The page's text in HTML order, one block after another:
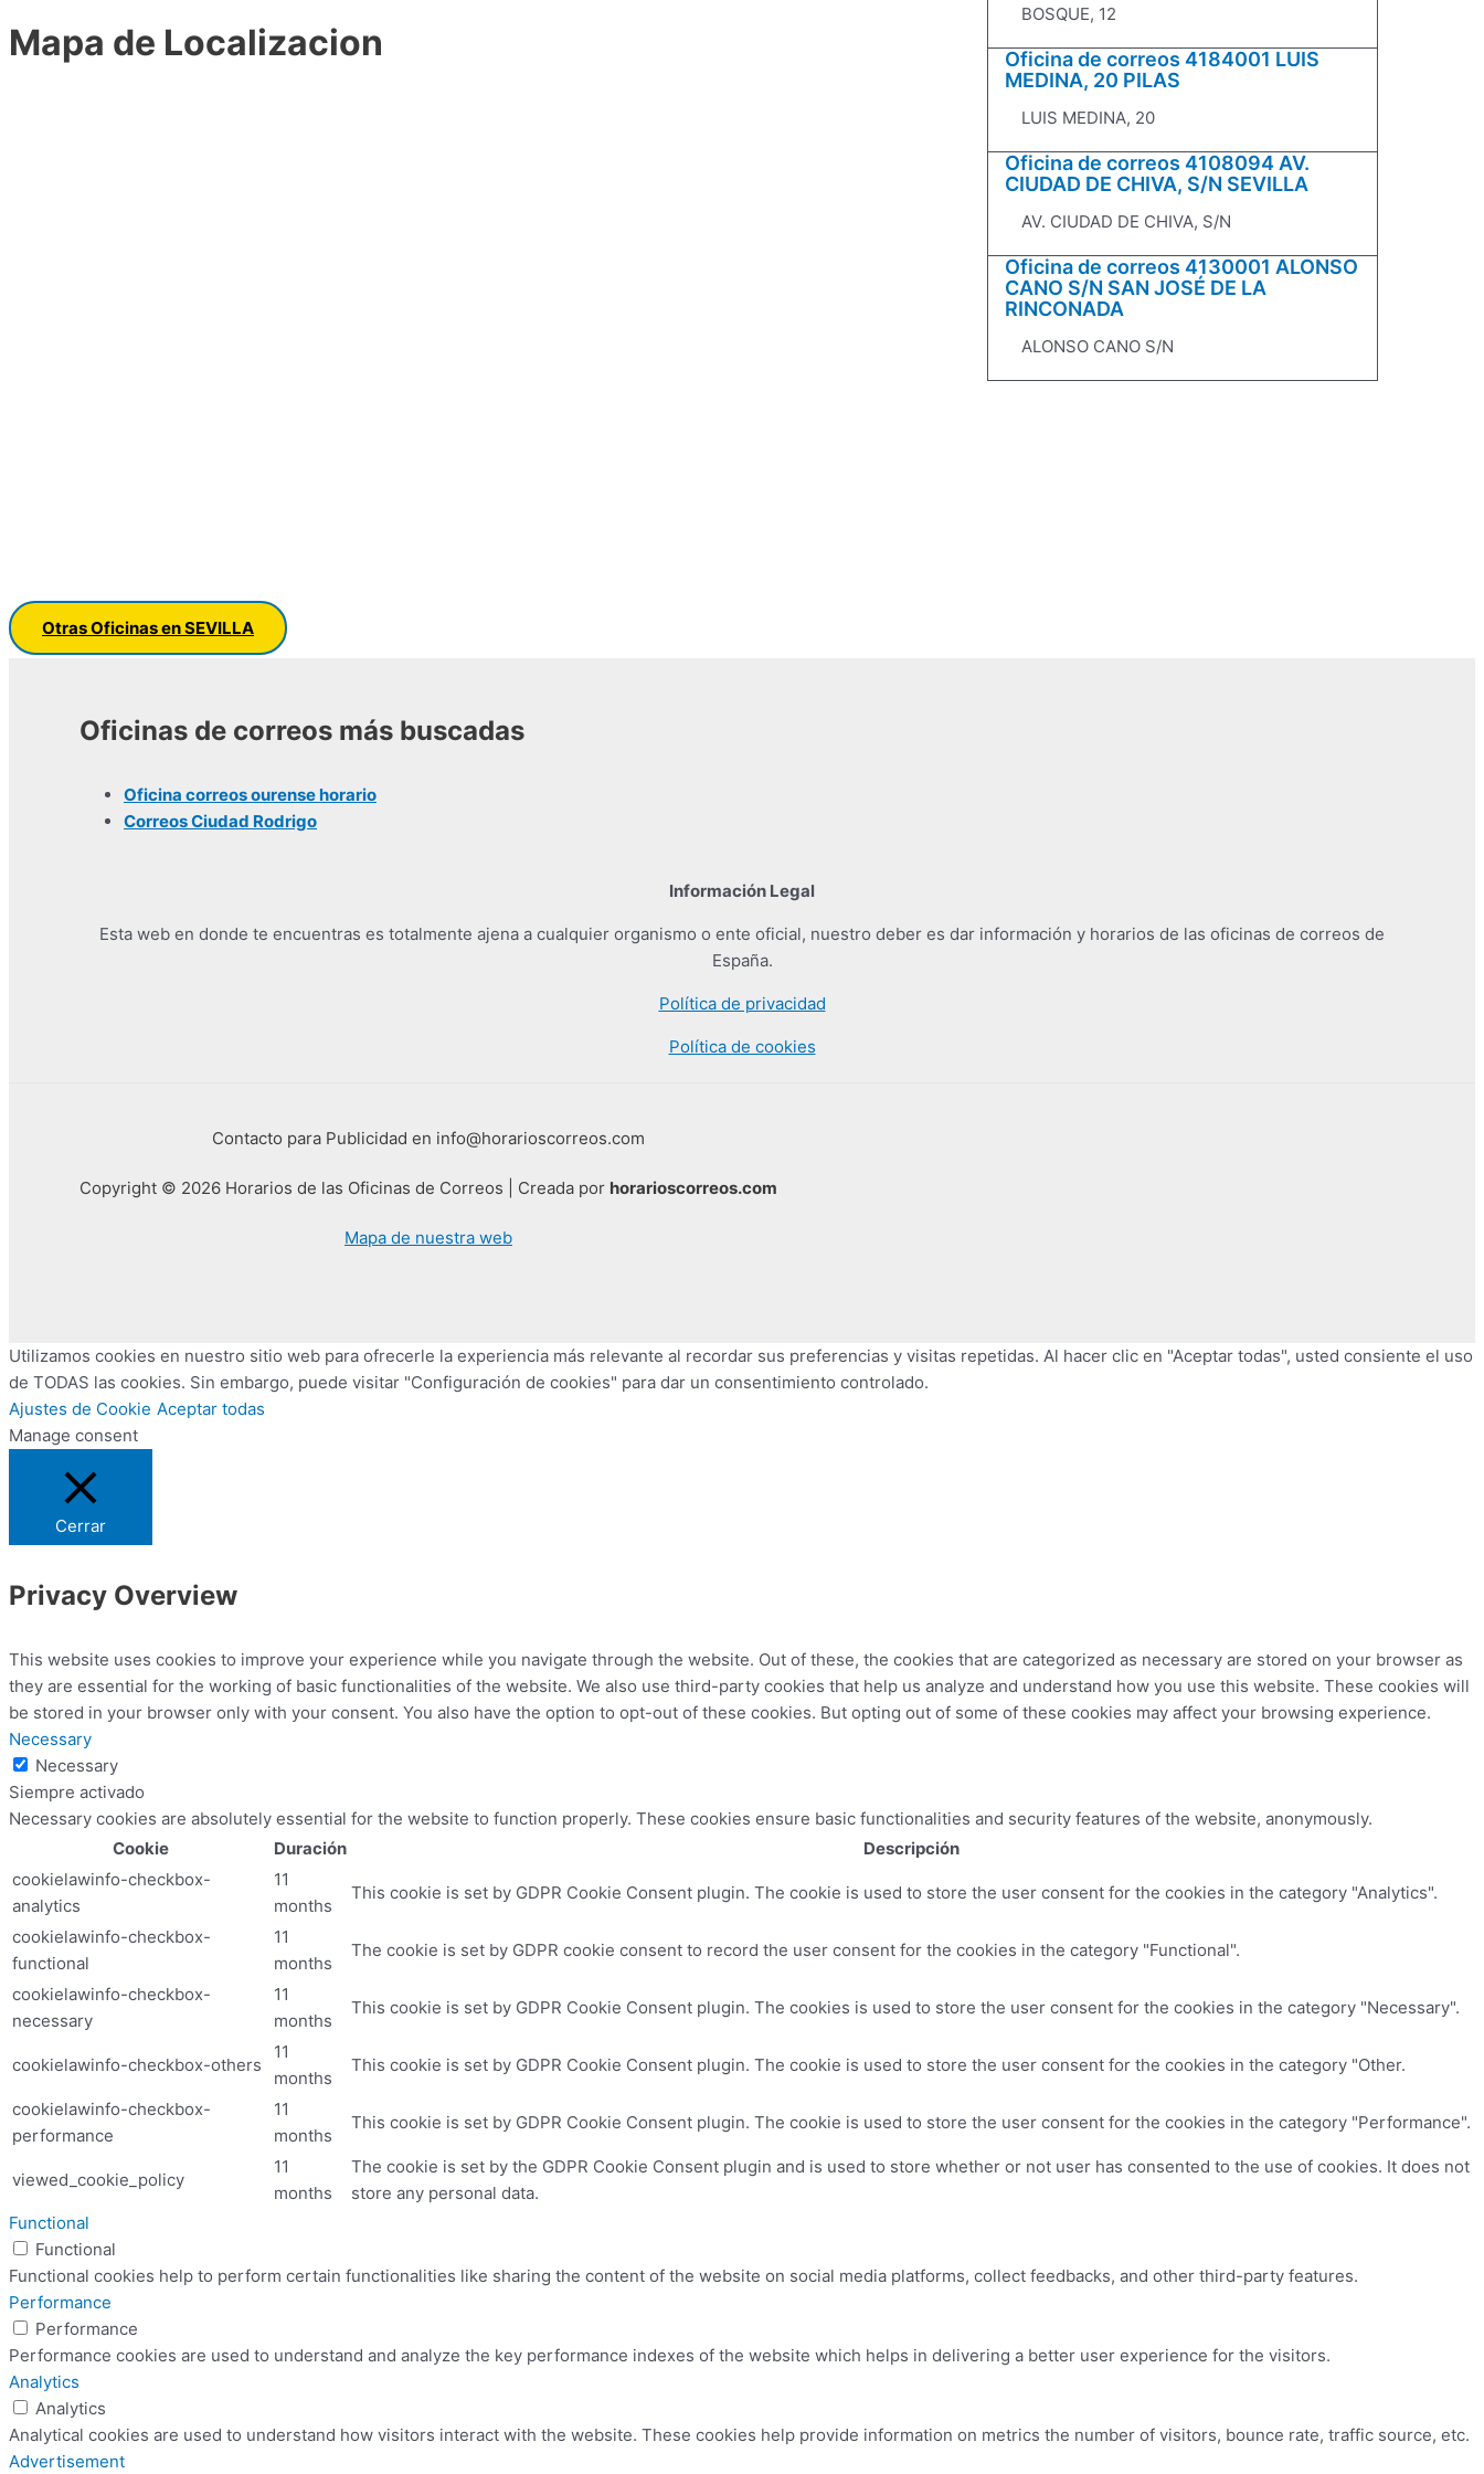
Mapa de Localizacion
Otras Oficinas en SEVILLA
BOSQUE, 12
Oficina de correos 4184001 LUIS
MEDINA, 20 PILAS
LUIS MEDINA, 20
Oficina de correos 4108094 AV.
CIUDAD DE CHIVA, S/N SEVILLA
AV. CIUDAD DE CHIVA, S/N
Oficina de correos 4130001 ALONSO
CANO S/N SAN JOSÉ DE LA
RINCONADA
ALONSO CANO S/N
Oficinas de correos más buscadas
Oficina correos ourense horario
Correos Ciudad Rodrigo
Información Legal
Esta web en donde te encuentras es totalmente ajena a cualquier organismo o ente oficial, nuestro deber es dar información y horarios de las oficinas de correos de
España.
Política de privacidad
Política de cookies
Contacto para Publicidad en info@horarioscorreos.com
Copyright © 2026 Horarios de las Oficinas de Correos | Creada por horarioscorreos.com
Mapa de nuestra web
Utilizamos cookies en nuestro sitio web para ofrecerle la experiencia más relevante al recordar sus preferencias y visitas repetidas. Al hacer clic en "Aceptar todas", usted consiente el uso
de TODAS las cookies. Sin embargo, puede visitar "Configuración de cookies" para dar un consentimiento controlado.
Ajustes de Cookie Aceptar todas
Manage consent
Cerrar
Privacy Overview
This website uses cookies to improve your experience while you navigate through the website. Out of these, the cookies that are categorized as necessary are stored on your browser as
they are essential for the working of basic functionalities of the website. We also use third-party cookies that help us analyze and understand how you use this website. These cookies will
be stored in your browser only with your consent. You also have the option to opt-out of these cookies. But opting out of some of these cookies may affect your browsing experience.
Necessary
Necessary
Siempre activado
Necessary cookies are absolutely essential for the website to function properly. These cookies ensure basic functionalities and security features of the website, anonymously.
Cookie
Duración
Descripción
cookielawinfo-checkbox-
analytics
11
months
This cookie is set by GDPR Cookie Consent plugin. The cookie is used to store the user consent for the cookies in the category "Analytics".
cookielawinfo-checkbox-
functional
11
months
The cookie is set by GDPR cookie consent to record the user consent for the cookies in the category "Functional".
cookielawinfo-checkbox-
necessary
11
months
This cookie is set by GDPR Cookie Consent plugin. The cookies is used to store the user consent for the cookies in the category "Necessary".
cookielawinfo-checkbox-others
11
months
This cookie is set by GDPR Cookie Consent plugin. The cookie is used to store the user consent for the cookies in the category "Other.
cookielawinfo-checkbox-
performance
11
months
This cookie is set by GDPR Cookie Consent plugin. The cookie is used to store the user consent for the cookies in the category "Performance".
viewed_cookie_policy
11
months
The cookie is set by the GDPR Cookie Consent plugin and is used to store whether or not user has consented to the use of cookies. It does not
store any personal data.
Functional
Functional
Functional cookies help to perform certain functionalities like sharing the content of the website on social media platforms, collect feedbacks, and other third-party features.
Performance
Performance
Performance cookies are used to understand and analyze the key performance indexes of the website which helps in delivering a better user experience for the visitors.
Analytics
Analytics
Analytical cookies are used to understand how visitors interact with the website. These cookies help provide information on metrics the number of visitors, bounce rate, traffic source, etc.
Advertisement